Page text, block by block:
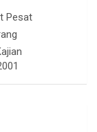
Pesat